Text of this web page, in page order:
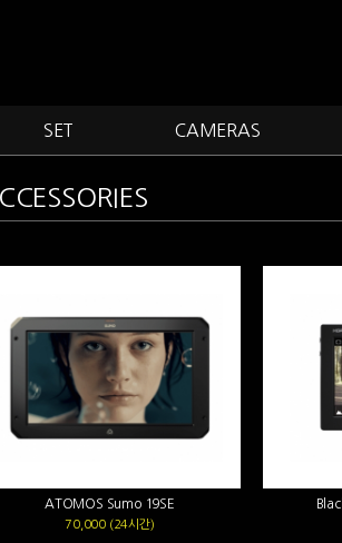
SET CAMERAS
ATOMOS Sumo 19SE
70,000 (24시간)